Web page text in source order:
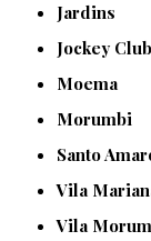
Jardins
Jockey Club
Moema
Morumbi
Santo
Vila
Vila